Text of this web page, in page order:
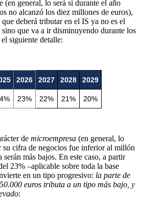
(en general, lo será si durante el año
no alcanzó los diez millones de euros),
deberá tributar en el IS ya no es el
que va a ir disminuyendo durante los
siguiente detalle:
2026 2027 2028 2029
23% 22% 21% 20%
de microempresa (en general, lo
su cifra de negocios fue inferior al millón
más bajos. En este caso, a partir
23% –aplicable sobre toda la base
en un tipo progresivo: la parte de
euros tributa a un tipo más bajo, y
: